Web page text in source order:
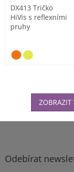
DX413 Tričko
HiVis s reflexními
pruhy
ZOBRAZIT
Z
Odebírat